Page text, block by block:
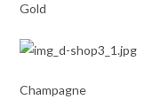
Gold
Champagne